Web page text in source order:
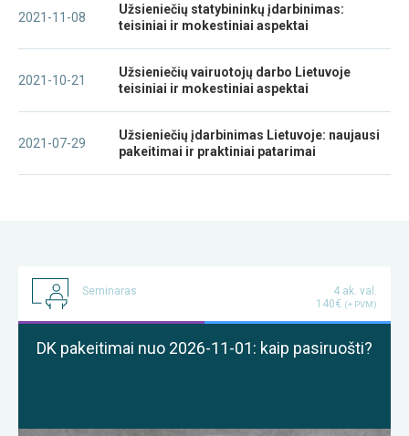
2021-11-08
Užsieniečių statybininkų įdarbinimas:
teisiniai ir mokestiniai aspektai
2021-10-21
Užsieniečių vairuotojų darbo Lietuvoje
teisiniai ir mokestiniai aspektai
2021-07-29
Užsieniečių įdarbinimas Lietuvoje: naujausi
pakeitimai ir praktiniai patarimai
Seminaras
4 ak. val.
140€ (+ PVM)
DK pakeitimai nuo 2026-11-01: kaip pasiruošti?